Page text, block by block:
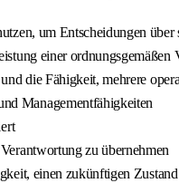
um Entscheidungen
einer ordnungsgemäßen
die Fähigkeit, mehrere
Managementfähigkeiten
zu übernehmen
einen zukünftigen